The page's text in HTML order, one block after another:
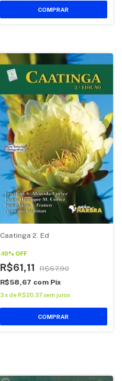
COMPRAR
Caatinga 2. Ed
-10% OFF
R$61,11
R$67,90
R$58,67 com Pix
3 x de R$20,37 sem juros
COMPRAR